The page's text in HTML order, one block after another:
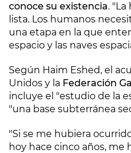
conoce su existencia.
lista. Los humanos
una etapa en la que
espacio y las naves
Según Haim Eshed, el
Unidos y la Federación
incluye el "estudio de la
"una base subterránea
"Si se me hubiera
hoy hace cinco años, me